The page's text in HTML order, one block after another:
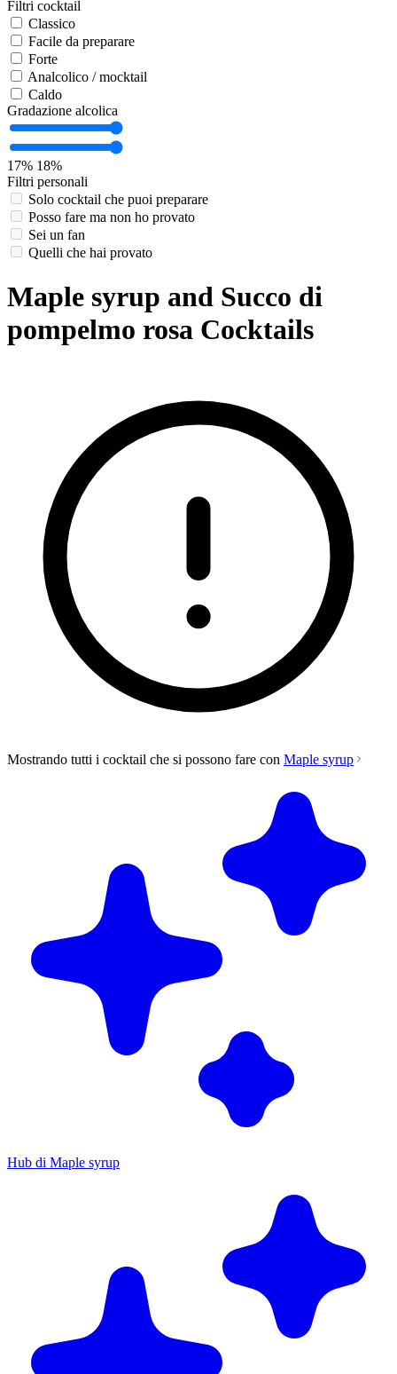
Filtri cocktail
Classico
Facile da preparare
Forte
Analcolico / mocktail
Caldo
Gradazione alcolica
17% 18%
Filtri personali
Solo cocktail che puoi preparare
Posso fare ma non ho provato
Sei un fan
Quelli che hai provato
Maple syrup and Succo di
pompelmo rosa Cocktails
Mostrando tutti i cocktail che si possono fare con Maple syrup
Hub di Maple syrup